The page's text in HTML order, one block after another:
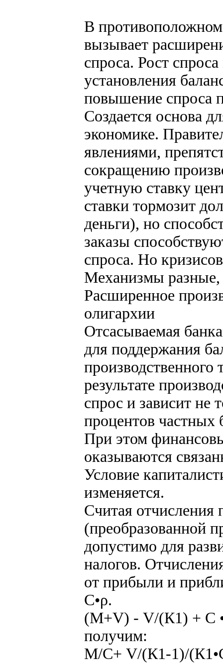
В
вызывает
спроса. Рост
установления
повышение спроса
Создается основа
экономике.
явлениями,
сокращению
учетную ставку
ставки тормозит
деньги), но
заказы
спроса. Но
Механизмы разные,
Расширенное
олигархии
Отсасываемая
для поддержания
производственного
результате
спрос и зависит не
процентов частных
При этом
оказываются
Условие
изменяется.
Считая
(преобразованной
допустимо для
налогов.
от прибыли и
С•ρ.
(М+V) - V/(К1) + С
получим:
М/С+ V/(К1-1)/